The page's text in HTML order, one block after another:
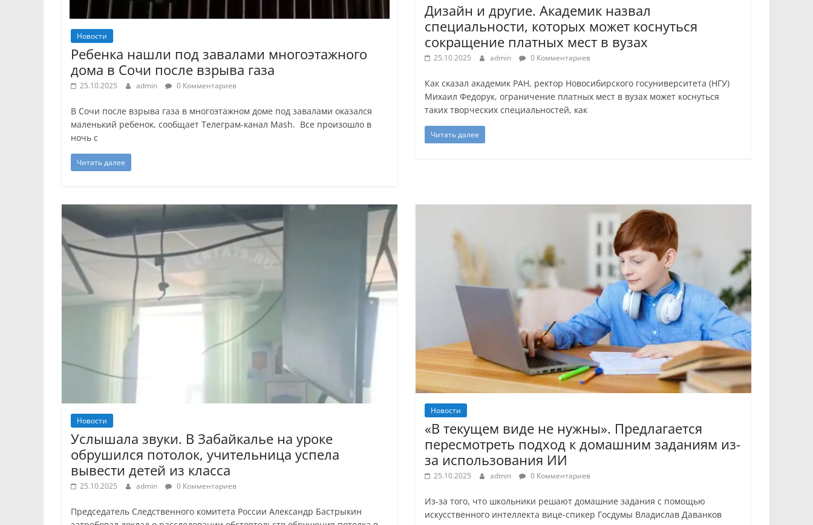
Новости
Ребенка нашли под завалами многоэтажного
дома в Сочи после взрыва газа
25.10.2025 admin 0 Комментариев
В Сочи после взрыва газа в многоэтажном доме под завалами оказался
маленький ребенок, сообщает Телеграм-канал Mash. Все произошло в
ночь с
Читать далее
Дизайн и другие. Академик назвал
специальности, которых может коснуться
сокращение платных мест в вузах
25.10.2025 admin 0 Комментариев
Как сказал академик РАН, ректор Новосибирского госуниверситета (НГУ)
Михаил Федорук, ограничение платных мест в вузах может коснуться
таких творческих специальностей, как
Читать далее
Новости
Услышала звуки. В Забайкалье на уроке
обрушился потолок, учительница успела
вывести детей из класса
25.10.2025 admin 0 Комментариев
Председатель Следственного комитета России Александр Бастрыкин
Новости
«В текущем виде не нужны». Предлагается
пересмотреть подход к домашним заданиям из-
за использования ИИ
25.10.2025 admin 0 Комментариев
Из-за того, что школьники решают домашние задания с помощью
искусственного интеллекта вице-спикер Госдумы Владислав Даванков